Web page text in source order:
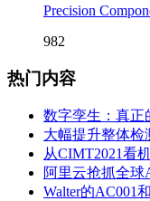
Precision
982
热门内容
数字孪生：真正
大幅提升整体检
从CIMT2021看
阿里云抢抓全
Walter的AC001